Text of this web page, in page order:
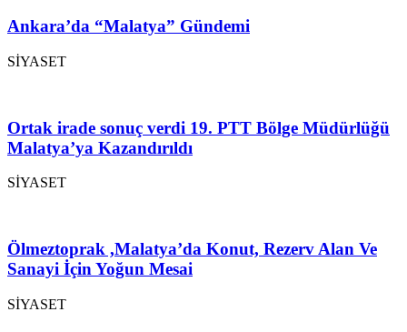
Ankara’da “Malatya” Gündemi
SİYASET
Ortak irade sonuç verdi 19. PTT Bölge Müdürlüğü
Malatya’ya Kazandırıldı
SİYASET
Ölmeztoprak ,Malatya’da Konut, Rezerv Alan Ve
Sanayi İçin Yoğun Mesai
SİYASET